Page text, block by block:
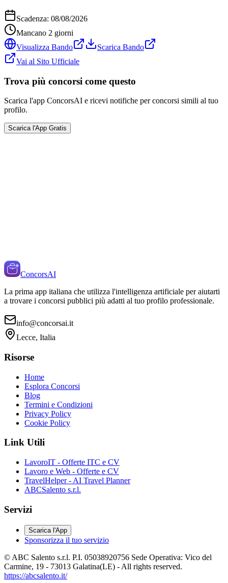
Scadenza: 08/08/2026
Mancano 2 giorni
Visualizza Bando
Scarica Bando
Vai al Sito Ufficiale
Trova più concorsi come questo
Scarica l'app ConcorsAI e ricevi notifiche per concorsi simili al tuo
profilo.
Scarica l'App Gratis
ConcorsAI
La prima app italiana che utilizza l'intelligenza artificiale per aiutarti
a trovare i concorsi pubblici più adatti al tuo profilo professionale.
info@concorsai.it
Lecce, Italia
Risorse
Home
Esplora Concorsi
Blog
Termini e Condizioni
Privacy Policy
Cookie Policy
Link Utili
LavoroIT - Offerte ITC e CV
Lavoro e Web - Offerte e CV
TravelHelper - AI Travel Planner
ABCSalento s.r.l.
Servizi
Scarica l'App
Sponsorizza il tuo servizio
© ABC Salento s.r.l. P.I. 05038920756 Sede Operativa: Vico del
Carmine, 19 - 73013 Galatina(LE) - All rights reserved.
https://abcsalento.it/